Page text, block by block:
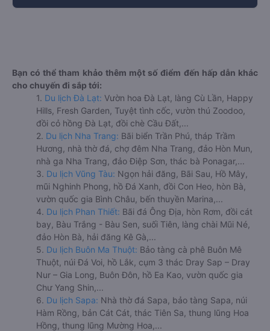
Bạn có thể tham khảo thêm một số điểm đến hấp dẫn khác
cho chuyến đi sắp tới:
1. Du lịch Đà Lạt: Vườn hoa Đà Lạt, làng Cù Lần, Happy
Hills, Fresh Garden, Tuyệt tình cốc, vườn thú Zoodoo,
đồi cỏ hồng Đà Lạt, đồi chè Cầu Đất,...
2. Du lịch Nha Trang: Bãi biển Trần Phú, tháp Trầm
Hương, nhà thờ đá, chợ đêm Nha Trang, đảo Hòn Mun,
nhà ga Nha Trang, đảo Điệp Sơn, thác bà Ponagar,...
3. Du lịch Vũng Tàu: Ngọn hải đăng, Bãi Sau, Hồ Mây,
mũi Nghinh Phong, hồ Đá Xanh, đồi Con Heo, hòn Bà,
vườn quốc gia Bình Châu, bến thuyền Marina,...
4. Du lịch Phan Thiết: Bãi đá Ông Địa, hòn Rơm, đồi cát
bay, Bàu Trắng - Bàu Sen, suối Tiên, làng chài Mũi Né,
đảo Hòn Bà, hải đăng Kê Gà,...
5. Du lịch Buôn Ma Thuột: Bảo tàng cà phê Buôn Mê
Thuột, núi Đá Voi, hồ Lắk, cụm 3 thác Dray Sap – Dray
Nur – Gia Long, Buôn Đôn, hồ Ea Kao, vườn quốc gia
Chư Yang Shin,...
6. Du lịch Sapa: Nhà thờ đá Sapa, bảo tàng Sapa, núi
Hàm Rồng, bản Cát Cát, thác Tiên Sa, thung lũng Hoa
Hồng, thung lũng Mường Hoa,...